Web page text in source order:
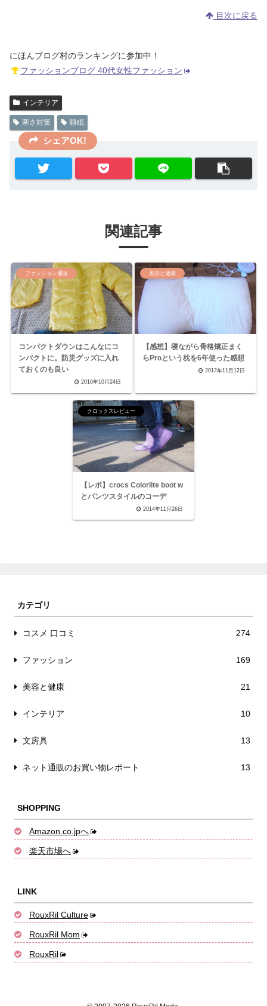
目次に戻る
にほんブログ村のランキングに参加中！
ファッションブログ 40代女性ファッション
インテリア
寒さ対策 睡眠
シェアOK!
関連記事
ファッション通販
コンパクトダウンはこんなにコ
ンパクトに。防災グッズに入れ
ておくのも良い
2010年10月24日
美容と健康
【感想】寝ながら骨格矯正まく
らProという枕を6年使った感想
2012年11月12日
クロックスレビュー
【レポ】crocs Colorlite boot w
とパンツスタイルのコーデ
2014年11月26日
カテゴリ
コスメ 口コミ 274
ファッション 169
美容と健康 21
インテリア 10
文房具 13
ネット通販のお買い物レポート 13
SHOPPING
Amazon.co.jpへ
楽天市場へ
LINK
RouxRil Culture
RouxRil Mom
RouxRil